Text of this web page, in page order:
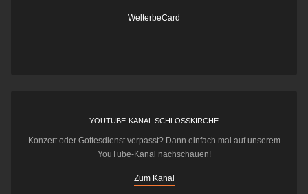
WelterbeCard
YOUTUBE-KANAL SCHLOSSKIRCHE
Konzert oder Gottesdienst verpasst? Dann einfach mal auf unserem
YouTube-Kanal nachschauen!
Zum Kanal